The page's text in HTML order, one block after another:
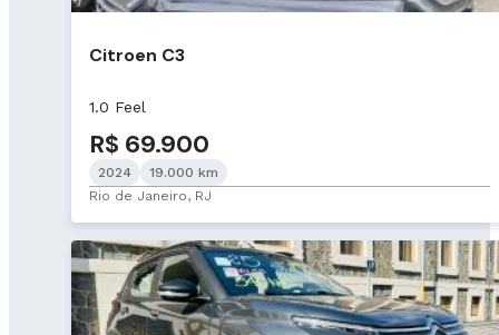
Citroen C3
1.0 Feel
R$ 69.900
2024
19.000 km
Rio de Janeiro, RJ